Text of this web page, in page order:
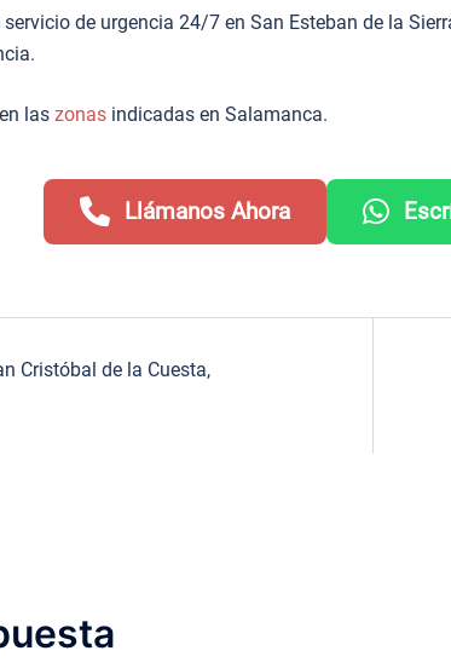
de urgencia 24/7 en San Esteban de la
las zonas indicadas en Salamanca.
Llámanos Ahora
Cristóbal de la Cuesta,